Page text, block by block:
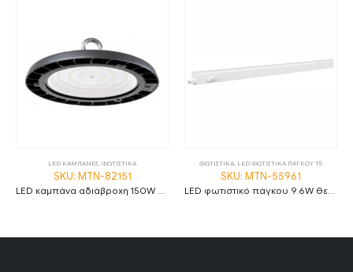
LED ΚΑΜΠΑΝΕΣ ΦΩΤΙΣΤΙΚΑ
SKU: MTN-82151
ΦΩΤΙΣΤΙΚΑ LED ΦΩΤΙΣΤΙΚΑ ΠΑΓΚΟΥ T5
SKU: MTN-55961